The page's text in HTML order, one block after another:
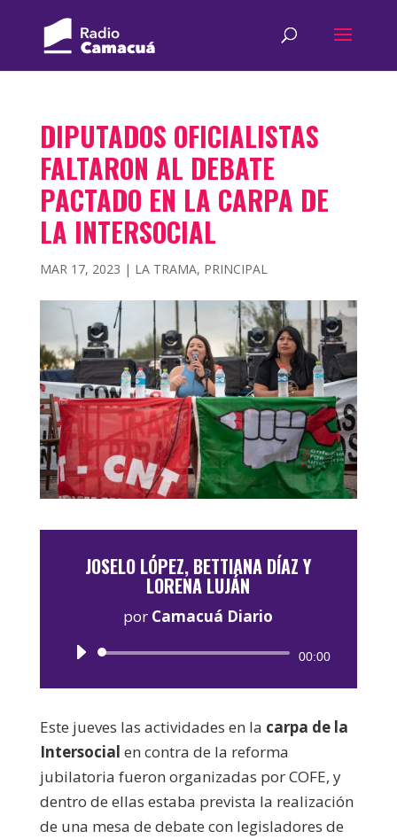
DIPUTADOS OFICIALISTAS
FALTARON AL DEBATE
PACTADO EN LA CARPA DE
LA INTERSOCIAL
MAR 17, 2023 | LA TRAMA, PRINCIPAL
JOSELO LÓPEZ, BETTIANA DÍAZ Y
LORENA LUJÁN
por Camacuá Diario
Reproductor
00:00
Este jueves las actividades en la carpa de la
Intersocial en contra de la reforma
jubilatoria fueron organizadas por COFE, y
dentro de ellas estaba prevista la realización
de una mesa de debate con legisladores de